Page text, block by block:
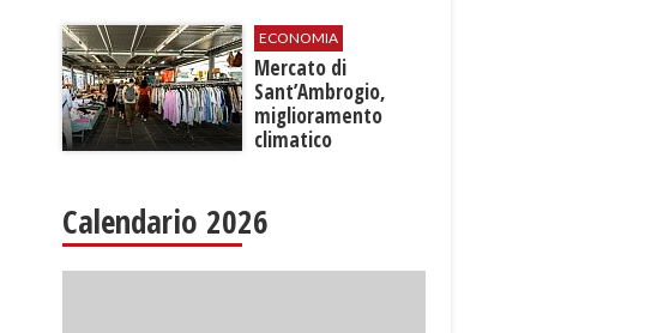
ECONOMIA
Mercato di
Sant’Ambrogio,
miglioramento
climatico
Calendario 2026